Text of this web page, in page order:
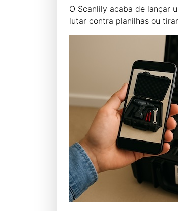
O Scanlily acaba de lançar
lutar contra planilhas ou